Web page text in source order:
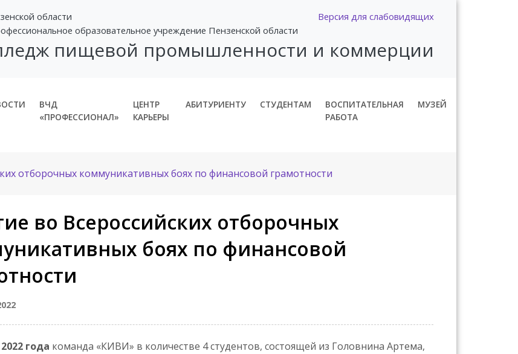
Версия для слабовидящих
области
образовательное учреждение Пензенской области
пищевой промышленности и коммерции
ВЧД
«ПРОФЕССИОНАЛ»
ЦЕНТР
КАРЬЕРЫ
АБИТУРИЕНТУ СТУДЕНТАМ
ВОСПИТАТЕЛЬНАЯ
РАБОТА
МУЗЕЙ
отборочных коммуникативных боях по финансовой грамотности
во Всероссийских отборочных
боях по финансовой
года команда «КИВИ» в количестве 4 студентов, состоящей из Головнина Артема,